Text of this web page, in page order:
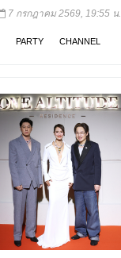
7 กรกฎาคม 2569, 19:55 น.
PARTY CHANNEL